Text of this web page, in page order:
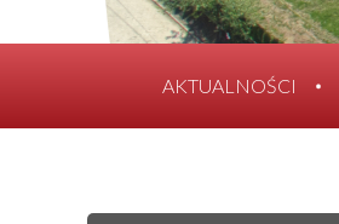
AKTUALNOŚCI